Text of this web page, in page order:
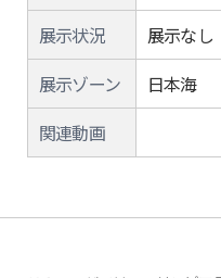
展示状況
展示なし
展示ゾーン
日本海
関連動画